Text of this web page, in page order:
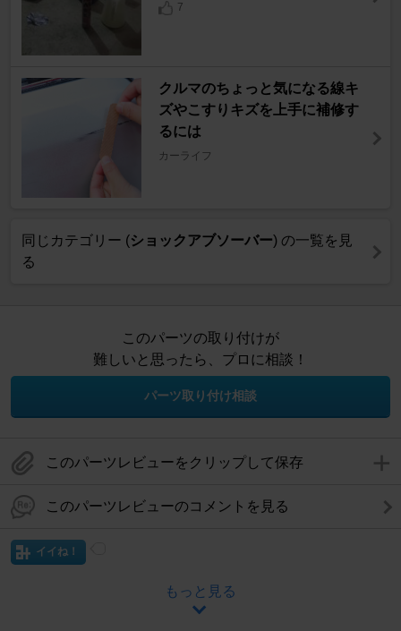
7
クルマのちょっと気になる線キ
ズやこすりキズを上手に補修す
るには
カーライフ
同じカテゴリー (ショックアブソーバー) の一覧を見
る
このパーツの取り付けが
難しいと思ったら、プロに相談！
パーツ取り付け相談
このパーツレビューをクリップして保存
このパーツレビューのコメントを見る
イイね！
もっと見る